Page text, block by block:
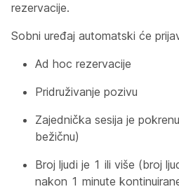
rezervacije.
Sobni uređaj automatski će
Ad hoc rezervacije
Pridruživanje pozivu
Zajednička sesija je
bežičnu)
Broj ljudi je 1 ili više (broj
nakon 1 minute